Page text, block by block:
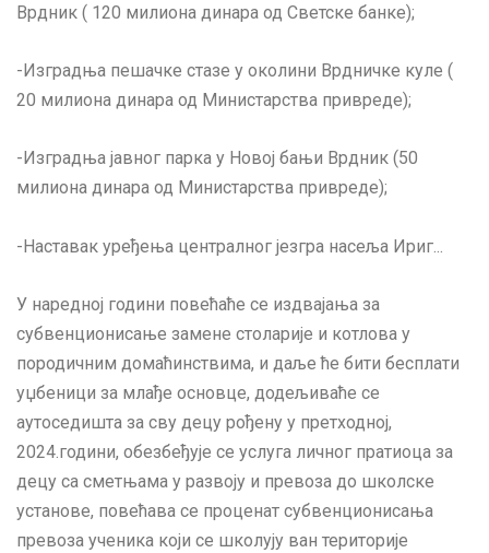
Врдник ( 120 милиона динара од Светске банке);
-Изградња пешачке стазе у околини Врдничке куле (
20 милиона динара од Министарства привреде);
-Изградња јавног парка у Новој бањи Врдник (50
милиона динара од Министарства привреде);
-Наставак уређења централног језгра насеља Ириг...
У наредној години повећаће се издвајања за
субвенционисање замене столарије и котлова у
породичним домаћинствима, и даље ће бити бесплати
уџбеници за млађе основце, додељиваће се
аутоседишта за сву децу рођену у претходној,
2024.години, обезбеђује се услуга личног пратиоца за
децу са сметњама у развоју и превоза до школске
установе, повећава се проценат субвенционисања
превоза ученика који се школују ван територије